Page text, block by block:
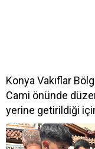
Konya Vakıflar
Cami önünde
yerine getirildiği